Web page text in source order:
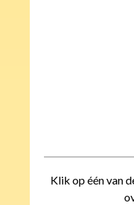
Klik op één van